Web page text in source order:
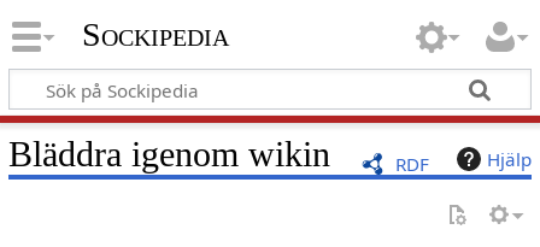
Sockipedia
RDF Hjälp
Bläddra igenom wikin